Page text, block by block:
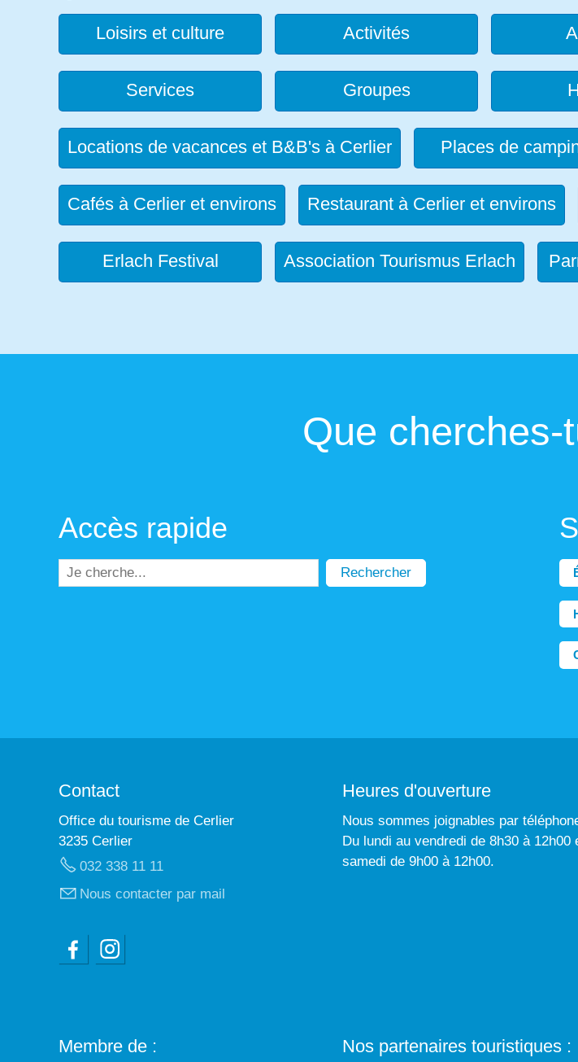
Loisirs et culture Activités
Services Groupes
Locations de vacances et B&B's à Cerlier Places de
Cafés à Cerlier et environs Restaurant à Cerlier et environs
Erlach Festival Association Tourismus Erlach
Que cherches-
Accès rapide
Rechercher
Contact
Office du tourisme de Cerlier
3235 Cerlier
032 338 11 11
Nous contacter par mail
Heures d'ouverture
Nous sommes joignables par
Du lundi au vendredi de 8h30 à 12h00
samedi de 9h00 à 12h00.
Membre de : Nos partenaires touristiques :